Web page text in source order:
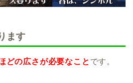
ます
どの広さが必要なこと です。